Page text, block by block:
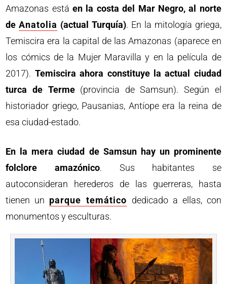
Amazonas estáen la costa del Mar Negro, al norte
deAnatolia (actual Turquía). En la mitología griega,
Temiscira era la capital de las Amazonas (aparece en
los cómics de la Mujer Maravilla y en la película de
2017). Temiscira ahora constituye la actual ciudad
turca de Terme(provincia de Samsun). Según el
historiador griego, Pausanias, Antíope era la reina de
esa ciudad-estado.
En la mera ciudad de Samsun hay un prominente
folclore amazónico. Sus habitantes se
autoconsideran herederos de las guerreras, hasta
tienen un parque temático dedicado a ellas, con
monumentos y esculturas.